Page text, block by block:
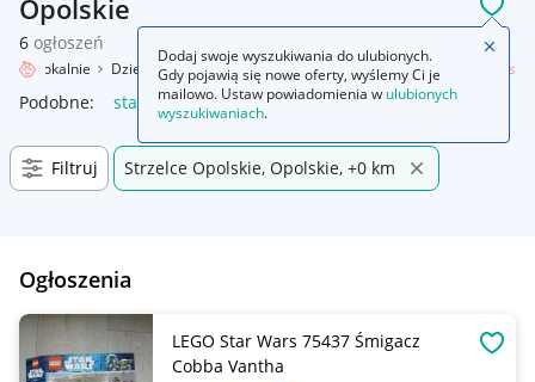
Opolskie
6 ogłoszeń
Lokalnie Dziecko Zabawki Klocki LEGO Zestawy Star Wars
Podobne: star wars lego star wars lego star wars figurki
Filtruj Strzelce Opolskie, Opolskie, +0 km
Ogłoszenia
LEGO Star Wars 75437 Śmigacz
Cobba Vantha
Dodaj swoje wyszukiwania do ulubionych.
Gdy pojawią się nowe oferty, wyślemy Ci je
mailowo. Ustaw powiadomienia w ulubionych
wyszukiwaniach.